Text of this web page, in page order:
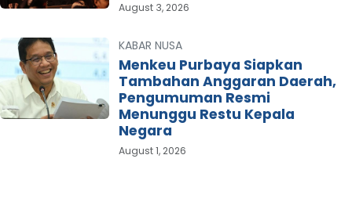
August 3, 2026
KABAR NUSA
Menkeu Purbaya Siapkan
Tambahan Anggaran Daerah,
Pengumuman Resmi
Menunggu Restu Kepala
Negara
August 1, 2026